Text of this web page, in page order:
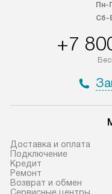
Пн-
Сб-
+7
Доставка и оплата
Подключение
Кредит
Ремонт
Возврат и обмен